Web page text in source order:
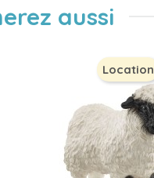
aussi
Location